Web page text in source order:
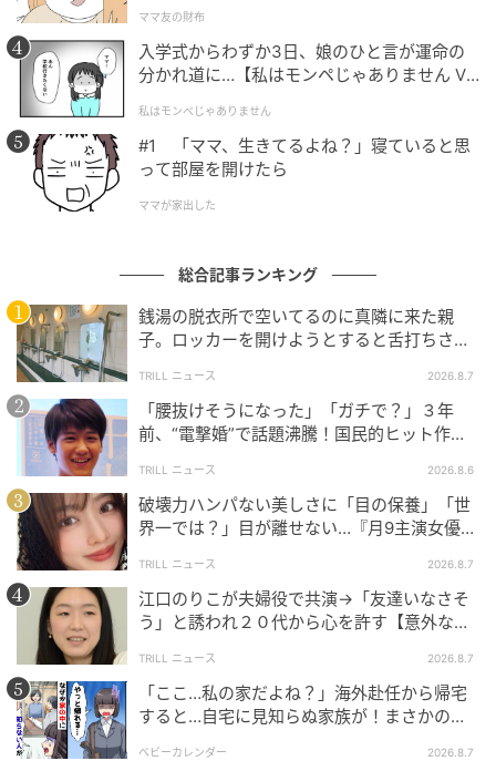
ゆうゆうtime
映画『白鳥とコウモリ』
禁断のバディが殺人事件の真相に迫るミステリー
善良な弁護士が刺殺された。容疑者の自供により解決
したはずが、容疑者の息子と被害者の娘は互いの父の
言動に違和感を抱く。禁断のバディとなって事件の真
相に迫ったとき、驚愕の真実を知る……。累計発行部数
1億部以上。ミステリー界の巨匠、東野圭吾の最高傑作
『白鳥とコウモリ』を、SixTONESの松村北斗と今田美
桜により実写映画化。「罪と罰」という革新的なテー
マを、重厚な物語で描いた観る者の心を揺さぶる作
品。
ママ友の財布
入学式からわずか3日、娘のひと言が運命の
分かれ道に…【私はモンペじゃありません Vo
私はモンペじゃありません
#1 「ママ、生きてるよね？」寝ていると思
って部屋を開けたら
ママが家出した
総合記事ランキング
銭湯の脱衣所で空いてるのに真隣に来た親
子。ロッカーを開けようとすると舌打ちさ
中で拍手」
TRILL ニュース 2026.8.7
「腰抜けそうになった」「ガチで？」３年
前、“電撃婚”で話題沸騰！国民的ヒット作
TRILL ニュース 2026.8.6
破壊力ハンパない美しさに「目の保養」「世
界一では？」目が離せない…『月9主演女優
TRILL ニュース 2026.8.7
江口のりこが夫婦役で共演→「友達いなさそ
う」と誘われ２０代から心を許す【意外な親
TRILL ニュース 2026.8.7
「ここ…私の家だよね？」海外赴任から帰宅
すると…自宅に見知らぬ家族が！まさかの真
ベビーカレンダー 2026.8.7